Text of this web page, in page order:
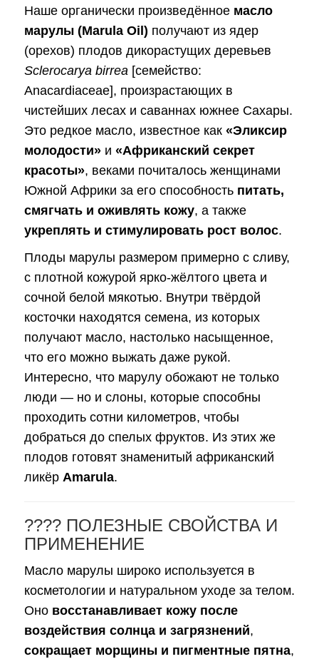
Наше органически произведённое масло
марулы (Marula Oil) получают из ядер
(орехов) плодов дикорастущих деревьев
Sclerocarya birrea [семейство:
Anacardiaceae], произрастающих в
чистейших лесах и саваннах южнее Сахары.
Это редкое масло, известное как «Эликсир
молодости»и «Африканский секрет
красоты», веками почиталось женщинами
Южной Африки за его способность питать,
смягчать и оживлять кожу, а также
укреплять и стимулировать рост волос.
Плоды марулы размером примерно с сливу,
с плотной кожурой ярко-жёлтого цвета и
сочной белой мякотью. Внутри твёрдой
косточки находятся семена, из которых
получают масло, настолько насыщенное,
что его можно выжать даже рукой.
Интересно, что марулу обожают не только
люди — но и слоны, которые способны
проходить сотни километров, чтобы
добраться до спелых фруктов. Из этих же
плодов готовят знаменитый африканский
ликёр Amarula.
???? ПОЛЕЗНЫЕ СВОЙСТВА И
ПРИМЕНЕНИЕ
Масло марулы широко используется в
косметологии и натуральном уходе за телом.
Оно восстанавливает кожу после
воздействия солнца и загрязнений,
сокращает морщины и пигментные пятна,